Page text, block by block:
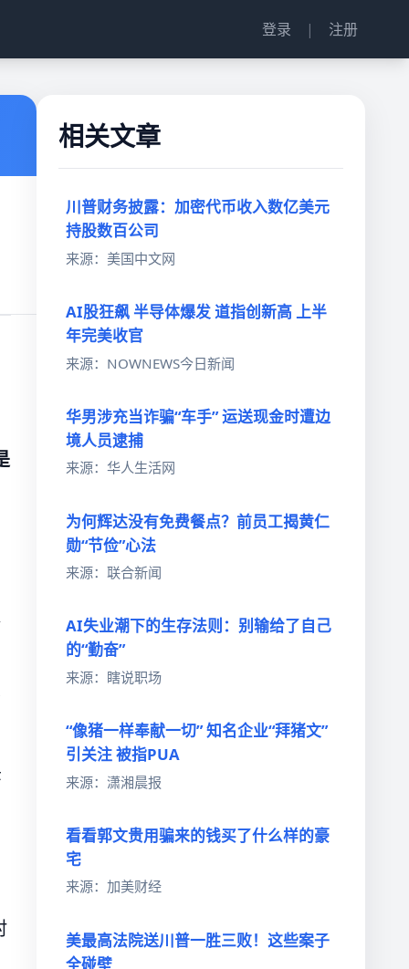
登录 | 注册
相关文章
川普财务披露：加密代币收入数亿美元
持股数百公司
来源：美国中文网
AI股狂飙 半导体爆发 道指创新高 上半
年完美收官
来源：NOWNEWS今日新闻
华男涉充当诈骗“车手” 运送现金时遭边
境人员逮捕
来源：华人生活网
为何辉达没有免费餐点？前员工揭黄仁
勋“节俭”心法
来源：联合新闻
AI失业潮下的生存法则：别输给了自己
的“勤奋”
来源：瞎说职场
“像猪一样奉献一切” 知名企业“拜猪文”
引关注 被指PUA
来源：潇湘晨报
看看郭文贵用骗来的钱买了什么样的豪
宅
来源：加美财经
美最高法院送川普一胜三败！这些案子
全碰壁